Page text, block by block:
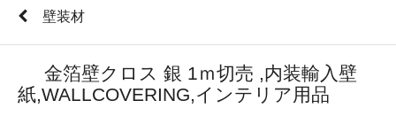
壁装材
金箔壁クロス 銀 1ｍ切売 ,内装輸入壁
紙,WALLCOVERING,インテリア用品